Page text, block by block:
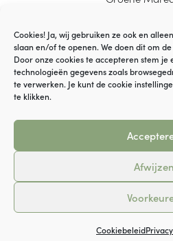
Cookies! Ja, wij gebruiken ze ook en
slaan en/of te openen. We doen dit om
Door onze cookies te accepteren stem
technologieën gegevens zoals
te verwerken. Je kunt de cookie
te klikken.
Afwijzen
Cookiebeleid
© VOF YaGi
Algemene